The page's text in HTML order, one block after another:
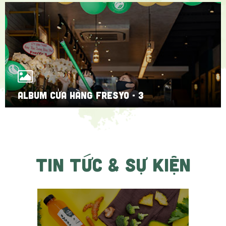
ALBUM CỬA HÀNG FRESYO - 3
TIN TỨC & SỰ KIỆN